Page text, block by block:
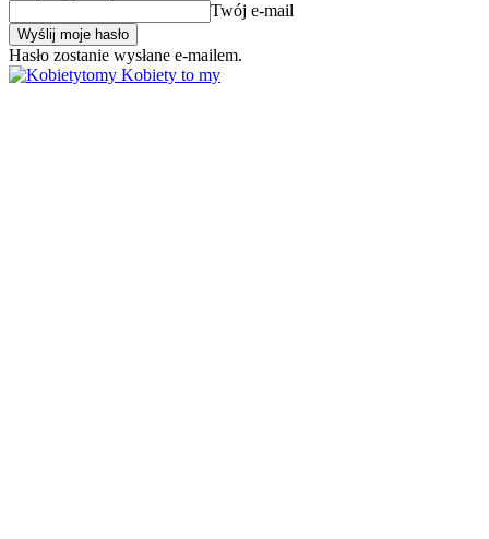
Twój e-mail
Hasło zostanie wysłane e-mailem.
Kobiety to my